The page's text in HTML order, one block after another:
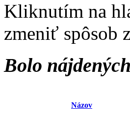
Kliknutím na
zmeniť spôsob
Bolo
Názov